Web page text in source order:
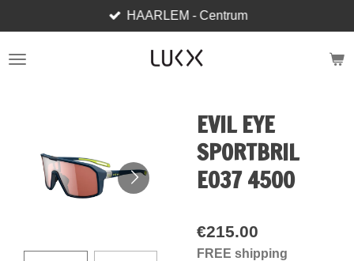
to
main
HAARLEM - Centrum
EVIL EYE
SPORTBRIL
E037 4500
€215.00
FREE shipping